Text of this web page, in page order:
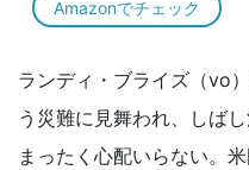
Amazonでチェック
ランディ・ブライズ（vo
う災難に見舞われ、しば
まったく心配いらない。